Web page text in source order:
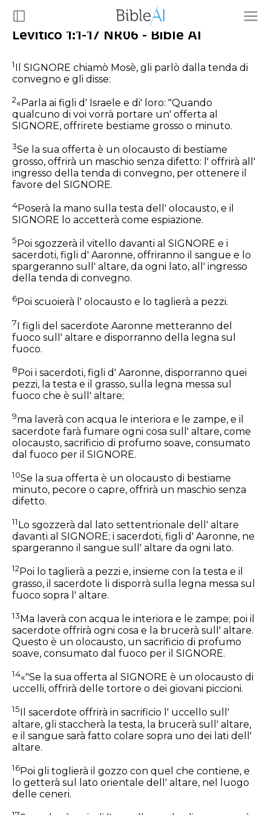
Levitico 1:1-17 NR06 - Bible AI
1Il SIGNORE chiamò Mosè, gli parlò dalla tenda di
convegno e gli disse:
2«Parla ai figli d' Israele e di' loro: "Quando
qualcuno di voi vorrà portare un' offerta al
SIGNORE, offrirete bestiame grosso o minuto.
3Se la sua offerta è un olocausto di bestiame
grosso, offrirà un maschio senza difetto: l' offrirà all'
ingresso della tenda di convegno, per ottenere il
favore del SIGNORE.
4Poserà la mano sulla testa dell' olocausto, e il
SIGNORE lo accetterà come espiazione.
5 Poi sgozzerà il vitello davanti al SIGNORE e i
sacerdoti, figli d' Aaronne, offriranno il sangue e lo
spargeranno sull' altare, da ogni lato, all' ingresso
della tenda di convegno.
6Poi scuoierà l' olocausto e lo taglierà a pezzi.
7I figli del sacerdote Aaronne metteranno del
fuoco sull' altare e disporranno della legna sul
fuoco.
8 Poi i sacerdoti, figli d' Aaronne, disporranno quei
pezzi, la testa e il grasso, sulla legna messa sul
fuoco che è sull' altare;
9ma laverà con acqua le interiora e le zampe, e il
sacerdote farà fumare ogni cosa sull' altare, come
olocausto, sacrificio di profumo soave, consumato
dal fuoco per il SIGNORE.
10Se la sua offerta è un olocausto di bestiame
minuto, pecore o capre, offrirà un maschio senza
difetto.
11 Lo sgozzerà dal lato settentrionale dell' altare
davanti al SIGNORE; i sacerdoti, figli d' Aaronne, ne
spargeranno il sangue sull' altare da ogni lato.
12Poi lo taglierà a pezzi e, insieme con la testa e il
grasso, il sacerdote li disporrà sulla legna messa sul
fuoco sopra l' altare.
13Ma laverà con acqua le interiora e le zampe; poi il
sacerdote offrirà ogni cosa e la brucerà sull' altare.
Questo è un olocausto, un sacrificio di profumo
soave, consumato dal fuoco per il SIGNORE.
14«"Se la sua offerta al SIGNORE è un olocausto di
uccelli, offrirà delle tortore o dei giovani piccioni.
15
Il sacerdote offrirà in sacrificio l' uccello sull'
altare, gli staccherà la testa, la brucerà sull' altare,
e il sangue sarà fatto colare sopra uno dei lati dell'
altare.
16Poi gli toglierà il gozzo con quel che contiene, e
lo getterà sul lato orientale dell' altare, nel luogo
delle ceneri.